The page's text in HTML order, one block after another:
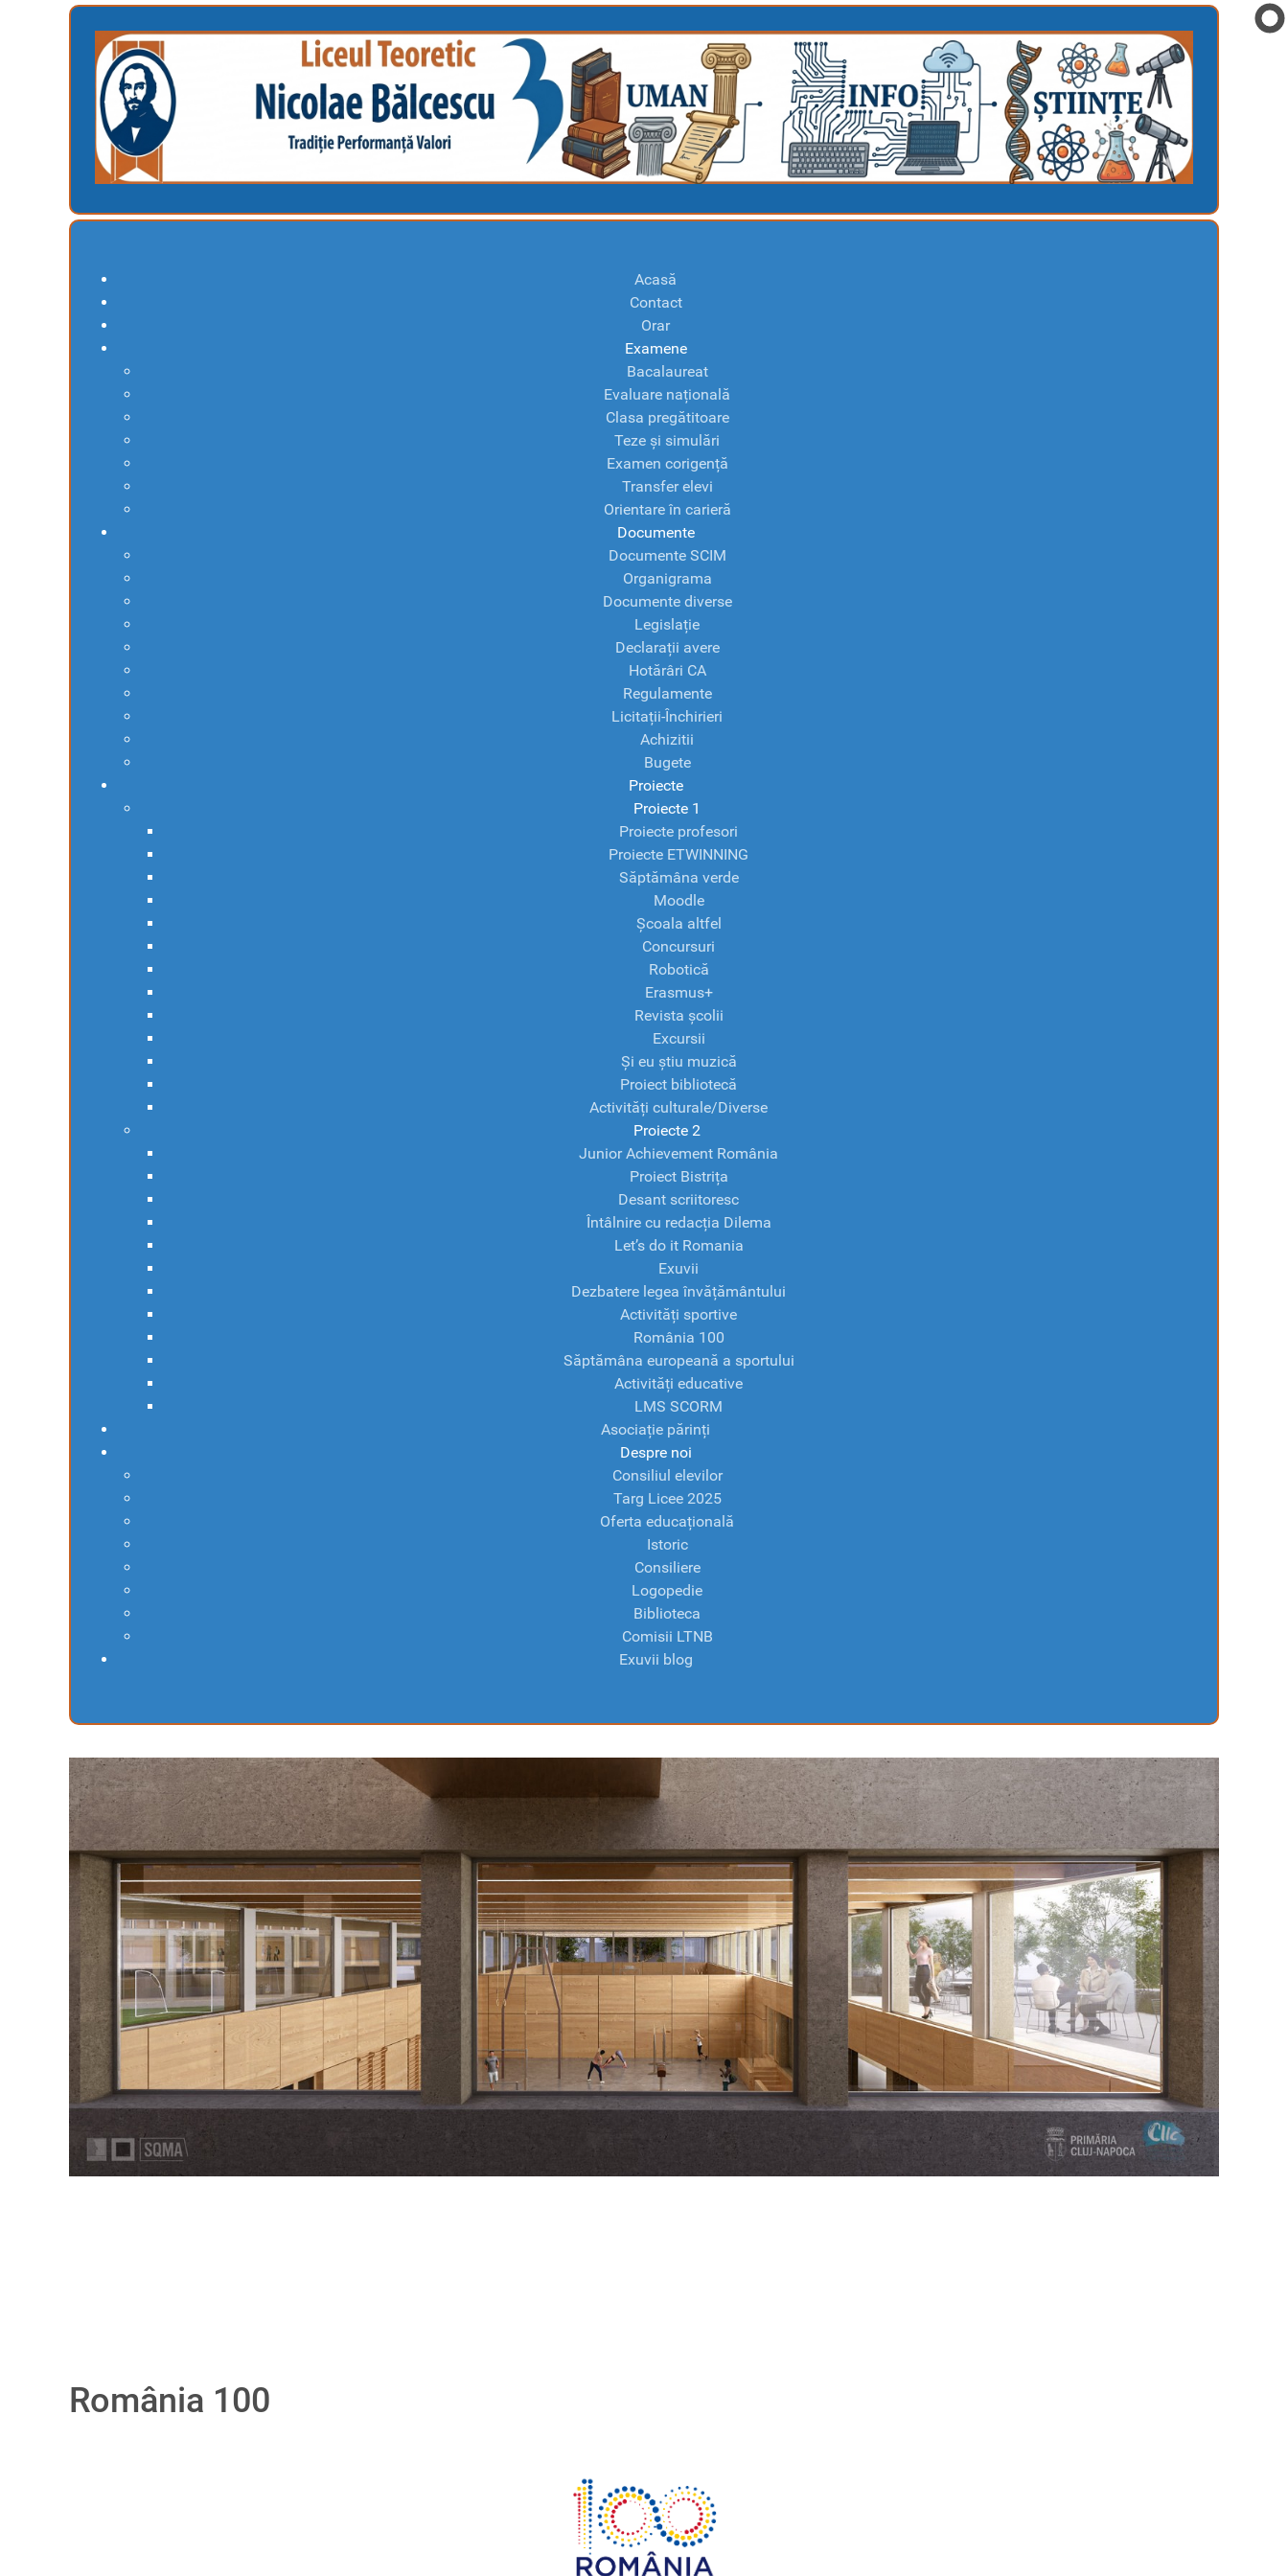
Acasă
Contact
Orar
Examene
Bacalaureat
Evaluare națională
Clasa pregătitoare
Teze și simulări
Examen corigență
Transfer elevi
Orientare în carieră
Documente
Documente SCIM
Organigrama
Documente diverse
Legislație
Declarații avere
Hotărâri CA
Regulamente
Licitații-Închirieri
Achizitii
Bugete
Proiecte
Proiecte 1
Proiecte profesori
Proiecte ETWINNING
Săptămâna verde
Moodle
Școala altfel
Concursuri
Robotică
Erasmus+
Revista școlii
Excursii
Și eu știu muzică
Proiect bibliotecă
Activități culturale/Diverse
Proiecte 2
Junior Achievement România
Proiect Bistrița
Desant scriitoresc
Întâlnire cu redacția Dilema
Let’s do it Romania
Exuvii
Dezbatere legea învățământului
Activități sportive
România 100
Săptămâna europeană a sportului
Activități educative
LMS SCORM
Asociație părinți
Despre noi
Consiliul elevilor
Targ Licee 2025
Oferta educațională
Istoric
Consiliere
Logopedie
Biblioteca
Comisii LTNB
Exuvii blog
România 100